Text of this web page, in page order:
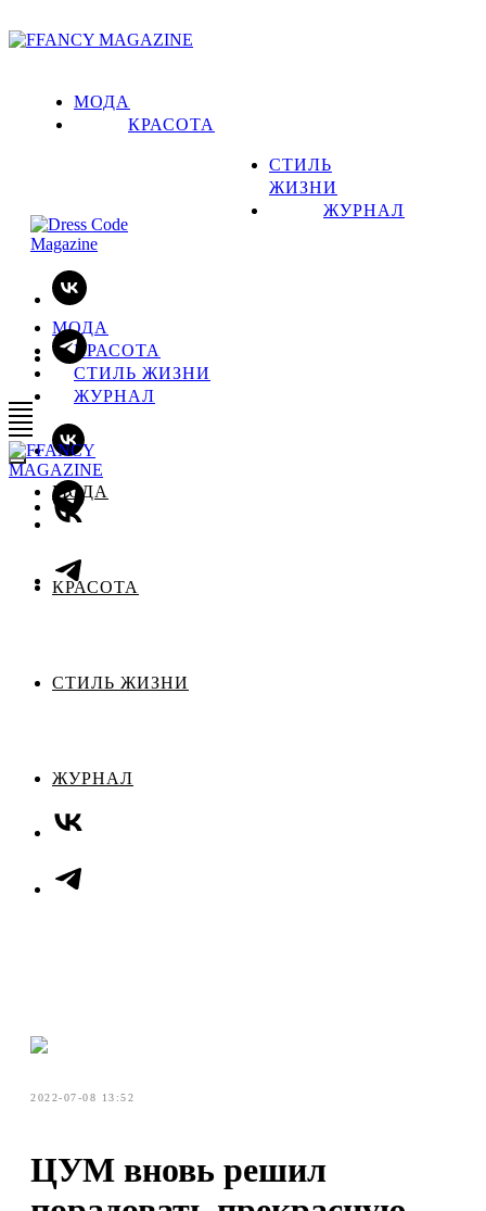
МОДА
КРАСОТА
СТИЛЬ
ЖИЗНИ
ЖУРНАЛ
МОДА
КРАСОТА
СТИЛЬ ЖИЗНИ
ЖУРНАЛ
МОДА
КРАСОТА
СТИЛЬ ЖИЗНИ
ЖУРНАЛ
2022-07-08 13:52
ЦУМ вновь решил